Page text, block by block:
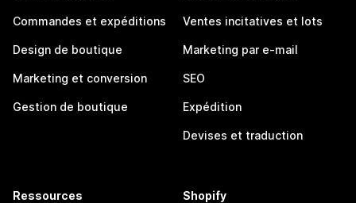
Commandes et expéditions
Design de boutique
Marketing et conversion
Gestion de boutique
Ventes incitatives et lots
Marketing par e-mail
SEO
Expédition
Devises et traduction
Ressources Shopify